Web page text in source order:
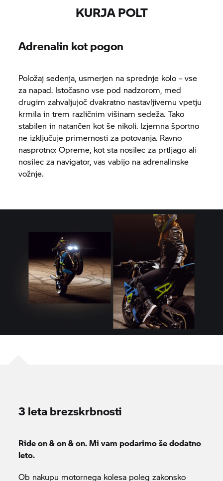
KURJA POLT
Adrenalin kot pogon
Položaj sedenja, usmerjen na sprednje kolo – vse
za napad. Istočasno vse pod nadzorom, med
drugim zahvaljujoč dvakratno nastavljivemu vpetju
krmila in trem različnim višinam sedeža. Tako
stabilen in natančen kot še nikoli. Izjemna športno
ne izključuje primernosti za potovanja. Ravno
nasprotno: Opreme, kot sta nosilec za prtljago ali
nosilec za navigator, vas vabijo na adrenalinske
vožnje.
3 leta brezskrbnosti
Ride on & on & on. Mi vam podarimo še dodatno
leto.
Ob nakupu motornega kolesa poleg zakonsko